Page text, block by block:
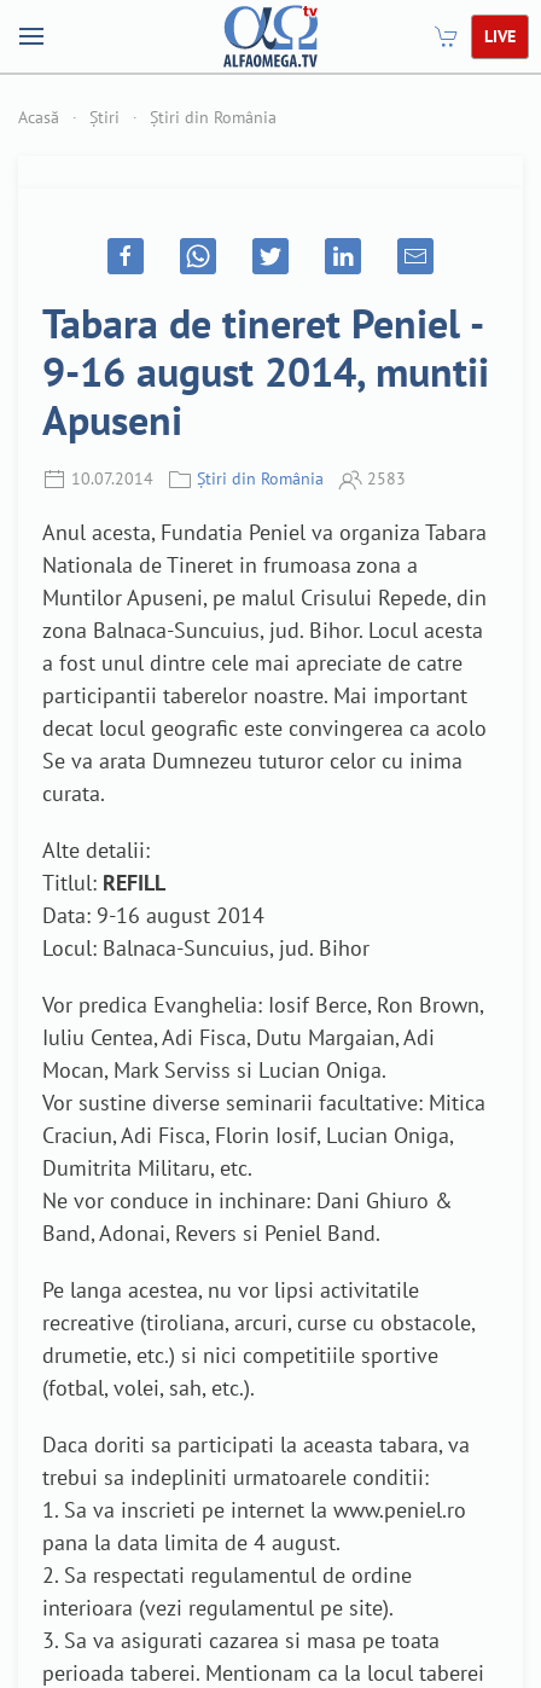
LIVE
Acasă Știri Știri din România
Tabara de tineret Peniel -
9-16 august 2014, muntii
Apuseni
10.07.2014 Știri din România 2583
Anul acesta, Fundatia Peniel va organiza Tabara
Nationala de Tineret in frumoasa zona a
Muntilor Apuseni, pe malul Crisului Repede, din
zona Balnaca-Suncuius, jud. Bihor. Locul acesta
a fost unul dintre cele mai apreciate de catre
participantii taberelor noastre. Mai important
decat locul geografic este convingerea ca acolo
Se va arata Dumnezeu tuturor celor cu inima
curata.
Alte detalii:
Titlul: REFILL
Data: 9-16 august 2014
Locul: Balnaca-Suncuius, jud. Bihor
Vor predica Evanghelia: Iosif Berce, Ron Brown,
Iuliu Centea, Adi Fisca, Dutu Margaian, Adi
Mocan, Mark Serviss si Lucian Oniga.
Vor sustine diverse seminarii facultative: Mitica
Craciun, Adi Fisca, Florin Iosif, Lucian Oniga,
Dumitrita Militaru, etc.
Ne vor conduce in inchinare: Dani Ghiuro &
Band, Adonai, Revers si Peniel Band.
Pe langa acestea, nu vor lipsi activitatile
recreative (tiroliana, arcuri, curse cu obstacole,
drumetie, etc.) si nici competitiile sportive
(fotbal, volei, sah, etc.).
Daca doriti sa participati la aceasta tabara, va
trebui sa indepliniti urmatoarele conditii:
1. Sa va inscrieti pe internet la www.peniel.ro
pana la data limita de 4 august.
2. Sa respectati regulamentul de ordine
interioara (vezi regulamentul pe site).
3. Sa va asigurati cazarea si masa pe toata
perioada taberei. Mentionam ca la locul taberei